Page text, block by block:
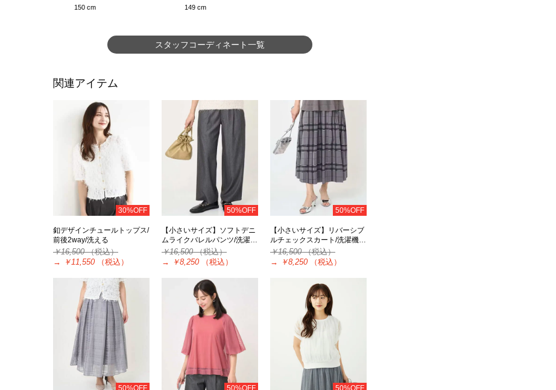
150 cm
149 cm
スタッフコーディネート一覧
関連アイテム
30%OFF
釦デザインチュールトップス/
前後2way/洗える
￥16,500（税込）
→
￥11,550 （税込）
50%OFF
【小さいサイズ】ソフトデニ
ムライクバレルパンツ/洗濯…
￥16,500（税込）
→
￥8,250 （税込）
50%OFF
【小さいサイズ】リバーシブ
ルチェックスカート/洗濯機…
￥16,500（税込）
→
￥8,250 （税込）
50%OFF 50%OFF 50%OFF